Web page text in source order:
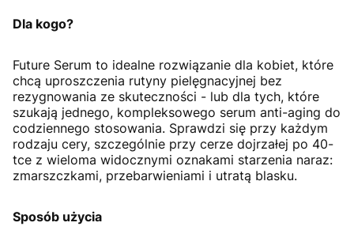
Dla kogo?
Future Serum to idealne rozwiązanie dla kobiet, które
chcą uproszczenia rutyny pielęgnacyjnej bez
rezygnowania ze skuteczności - lub dla tych, które
szukają jednego, kompleksowego serum anti-aging do
codziennego stosowania. Sprawdzi się przy każdym
rodzaju cery, szczególnie przy cerze dojrzałej po 40-
tce z wieloma widocznymi oznakami starzenia naraz:
zmarszczkami, przebarwieniami i utratą blasku.
Sposób użycia